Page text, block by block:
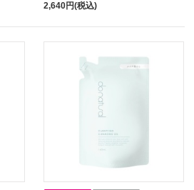
2,640円(税込)